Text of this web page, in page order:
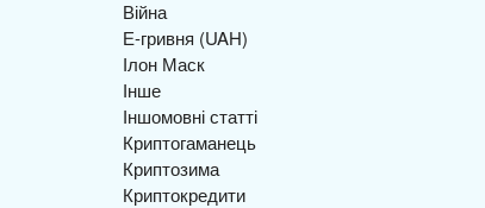
Війна
Е-гривня (UAH)
Ілон Маск
Інше
Іншомовні статті
Криптогаманець
Криптозима
Криптокредити